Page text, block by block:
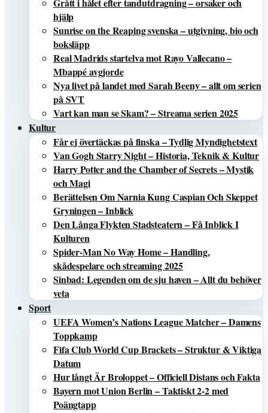
hjälp
Sunrise on the Reaping svenska – utgivning, bio och
boksläpp
Real Madrids startelva mot Rayo Vallecano –
Mbappé avgjorde
Nya livet på landet med Sarah Beeny – allt om serien
på SVT
Vart kan man se Skam? – Streama serien 2025
Kultur
Får ej övertäckas på finska – Tydlig Myndighetstext
Van Gogh Starry Night – Historia, Teknik & Kultur
Harry Potter and the Chamber of Secrets – Mystik
och Magi
Berättelsen Om Narnia Kung Caspian Och Skeppet
Gryningen – Inblick
Den Långa Flykten Stadsteatern – Få Inblick I
Kulturen
Spider-Man No Way Home – Handling,
skådespelare och streaming 2025
Sinbad: Legenden om de sju haven – Allt du behöver
veta
Sport
UEFA Women’s Nations League Matcher – Damens
Toppkamp
Fifa Club World Cup Brackets – Struktur & Viktiga
Datum
Hur långt Är Broloppet – Officiell Distans och Fakta
Bayern mot Union Berlin – Taktiskt 2-2 med
Poängtapp